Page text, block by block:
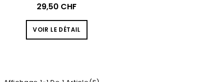
29,50 CHF
VOIR LE DÉTAIL